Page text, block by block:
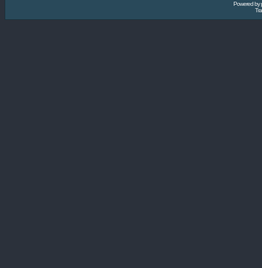
Powered by